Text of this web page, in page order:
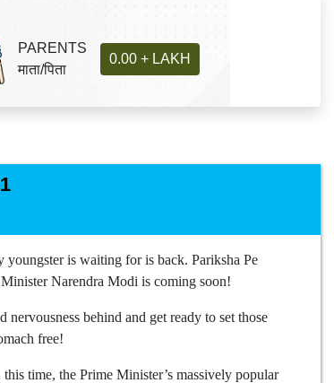
PARENTS
माता/पिता
0.00 + LAKH
youngster is waiting for is back. Pariksha Pe
Narendra Modi is coming soon!
nervousness behind and get ready to set those
free!
time, the Prime Minister’s massively popular